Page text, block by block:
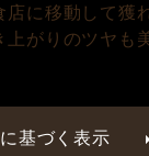
に移動して獲
がりのツヤ
基づく表示